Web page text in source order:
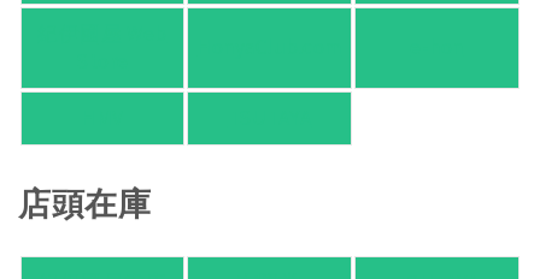
店頭在庫